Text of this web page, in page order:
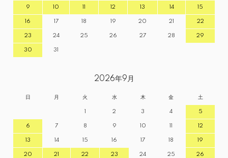
9 10 11 12 13 14 15
16 17 18 19 20 21 22
23 24 25 26 27 28 29
30 31
2026年9月
日 月 火 水 木 金 土
1 2 3 4 5
6 7 8 9 10 11 12
13 14 15 16 17 18 19
20 21 22 23 24 25 26